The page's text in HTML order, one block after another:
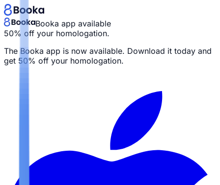
Booka app available
50% off your homologation.
The Booka app is now available. Download it today and
get 50% off your homologation.